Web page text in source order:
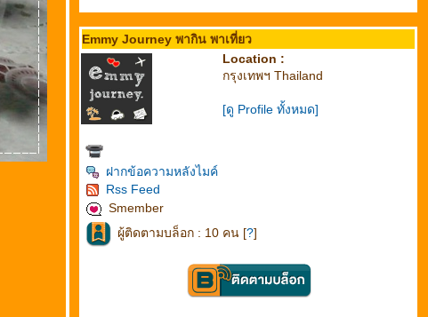
Emmy Journey พากิน พาเที่ยว
Location :
กรุงเทพฯ Thailand
[ดู Profile ทั้งหมด]
ฝากข้อความหลังไมค์
Rss Feed
Smember
ผู้ติดตามบล็อก : 10 คน [?]